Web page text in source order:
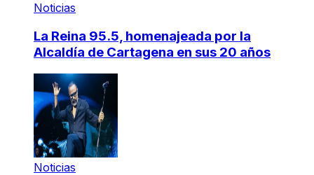
Noticias
La Reina 95.5, homenajeada por la
Alcaldía de Cartagena en sus 20 años
Noticias